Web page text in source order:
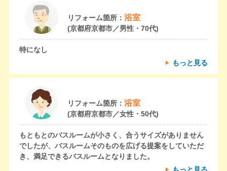
リフォーム箇所： 浴室
(京都府京都市／男性・70代)
特になし
もっと見る
リフォーム箇所： 浴室
(京都府京都市／女性・50代)
もともとのバスルームが小さく、合うサイズがありません
でしたが、バスルームそのものを広げる提案をしていただ
き、満足できるバスルームとなりました。